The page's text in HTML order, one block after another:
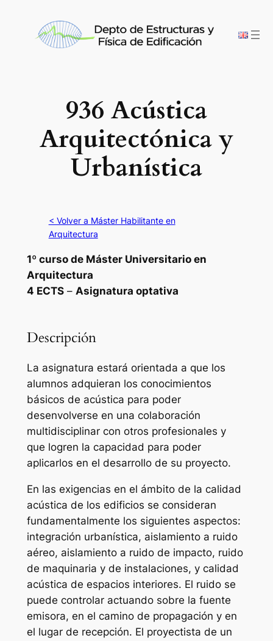
contenido
936 Acústica
Arquitectónica y
Urbanística
< Volver a Máster Habilitante en
Arquitectura
1º curso de Máster Universitario en
Arquitectura
4 ECTS– Asignatura optativa
Descripción
La asignatura estará orientada a que los
alumnos adquieran los conocimientos
básicos de acústica para poder
desenvolverse en una colaboración
multidisciplinar con otros profesionales y
que logren la capacidad para poder
aplicarlos en el desarrollo de su proyecto.
En las exigencias en el ámbito de la calidad
acústica de los edificios se consideran
fundamentalmente los siguientes aspectos:
integración urbanística, aislamiento a ruido
aéreo, aislamiento a ruido de impacto, ruido
de maquinaria y de instalaciones, y calidad
acústica de espacios interiores. El ruido se
puede controlar actuando sobre la fuente
emisora, en el camino de propagación y en
el lugar de recepción. El proyectista de un